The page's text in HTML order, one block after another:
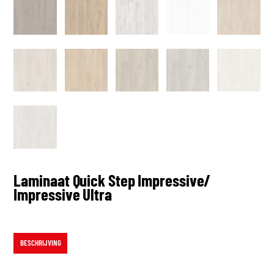
Laminaat Quick Step Impressive/
Impressive Ultra
BESCHRIJVING